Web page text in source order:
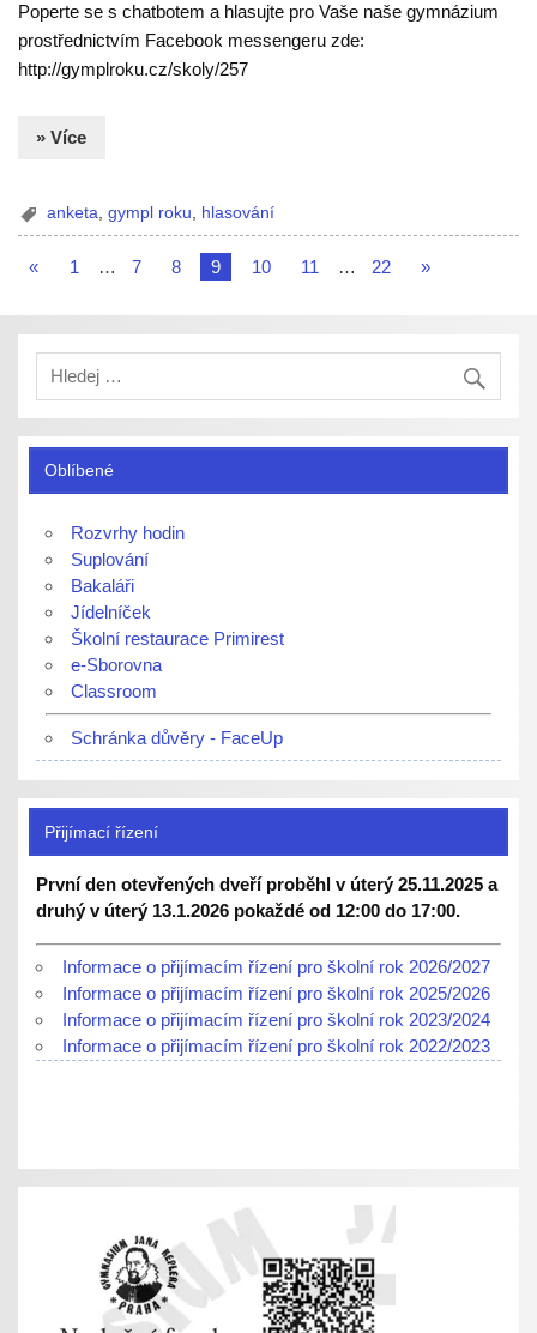
Poperte se s chatbotem a hlasujte pro Vaše naše gymnázium
prostřednictvím Facebook messengeru zde:
http://gymplroku.cz/skoly/257
» Více
anketa ,gympl roku hlasování
« 1 … 7 8 9 10 11 … 22 »
Oblíbené
Rozvrhy hodin
Suplování
Bakaláři
Jídelníček
Školní restaurace Primirest
e-Sborovna
Classroom
Schránka důvěry - FaceUp
Přijímací řízení
První den otevřených dveří proběhl v úterý 25.11.2025 a
druhý v úterý 13.1.2026 pokaždé od 12:00 do 17:00.
Informace o přijímacím řízení pro školní rok 2026/2027
Informace o přijímacím řízení pro školní rok 2025/2026
Informace o přijímacím řízení pro školní rok 2023/2024
Informace o přijímacím řízení pro školní rok 2022/2023